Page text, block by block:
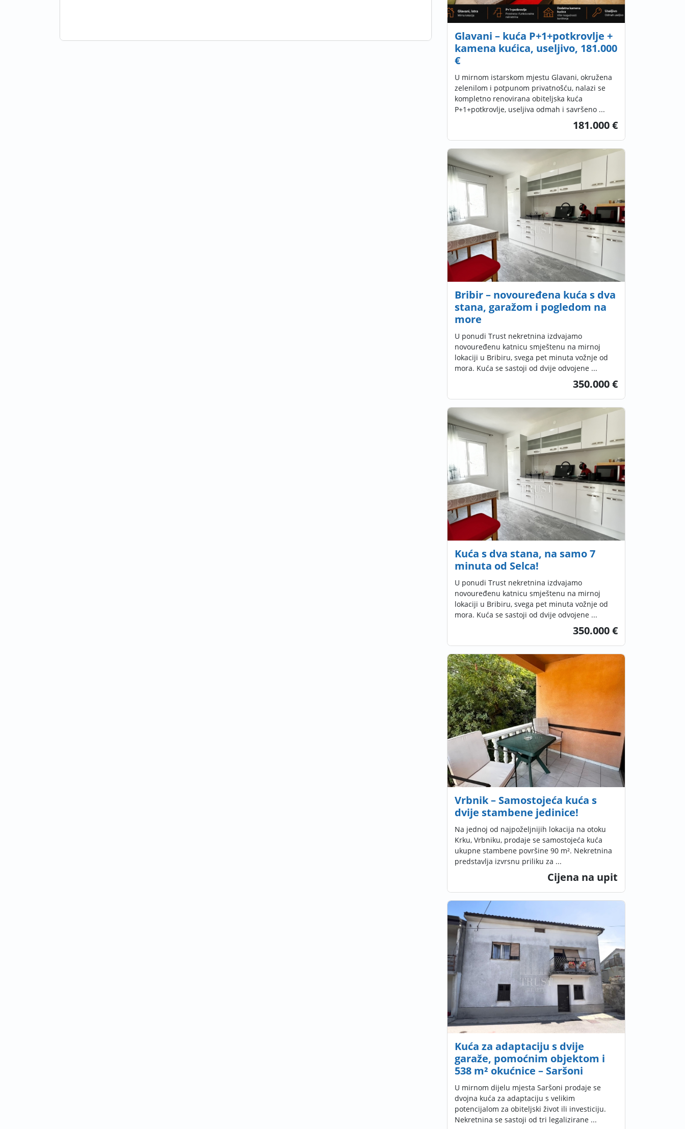
Glavani – kuća P+1+potkrovlje +
kamena kućica, useljivo, 181.000
€
U mirnom istarskom mjestu Glavani, okružena
zelenilom i potpunom privatnošću, nalazi se
kompletno renovirana obiteljska kuća
P+1+potkrovlje, useljiva odmah i savršeno ...
181.000 €
Bribir – novouređena kuća s dva
stana, garažom i pogledom na
more
U ponudi Trust nekretnina izdvajamo
novouređenu katnicu smještenu na mirnoj
lokaciji u Bribiru, svega pet minuta vožnje od
mora. Kuća se sastoji od dvije odvojene ...
350.000 €
Kuća s dva stana, na samo 7
minuta od Selca!
U ponudi Trust nekretnina izdvajamo
novouređenu katnicu smještenu na mirnoj
lokaciji u Bribiru, svega pet minuta vožnje od
mora. Kuća se sastoji od dvije odvojene ...
350.000 €
Vrbnik – Samostojeća kuća s
dvije stambene jedinice!
Na jednoj od najpoželjnijih lokacija na otoku
Krku, Vrbniku, prodaje se samostojeća kuća
ukupne stambene površine 90 m². Nekretnina
predstavlja izvrsnu priliku za ...
Cijena na upit
Kuća za adaptaciju s dvije
garaže, pomoćnim objektom i
538 m² okućnice – Saršoni
U mirnom dijelu mjesta Saršoni prodaje se
dvojna kuća za adaptaciju s velikim
potencijalom za obiteljski život ili investiciju.
Nekretnina se sastoji od tri legalizirane ...